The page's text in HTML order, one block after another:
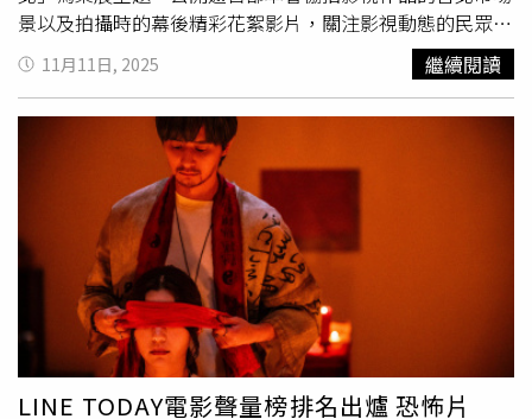
后》改編自安徒生經典童話。（圖／海鵬提供）
人。不僅鎮日生活在文學世界裡，每天更揹著沉重背包，親
自將書本徒步遞送到顧客家門口，成為當地最美麗的風景。
《門對門移動書店》由越裔德籍導演吳世洲（Ngo the
Chau）執導榮獲舊金山泛柏林電影節觀眾票選獎。（圖／
海鵬提供）電影《門對門移動書店》原著作者卡斯騰赫恩
（Carsten Henn）是某次造訪亞琛時，聽聞當地「送書
人」故事，當下決定將之寫成小說。有趣的是，他將「送書
人」形象取自他愛書成癡父親的模樣，更靈感大發讓故事以
自己女兒（片中角色「莎莎」）角度切入。該書不僅狂賣50
萬冊，更霸居Spiegel德國暢銷書排行榜100週，並被翻譯成
全球30多國語言出版。電影則更在男主角卡爾送書過程，帶
出如詩如畫的亞琛山城景觀，沿途還穿插許多文學典故，滿
載幽默、詩意與豐沛的情感。《門對門移動書店》橫掃德國
，成為德國近年最具感染力的現象級電影
景以及拍攝時的幕後精彩花絮影片，關注影視動態的民眾千
萬不要錯過。眾多由本會協拍過的知名電影、影集及電視
劇，包含奧斯卡金像獎最佳導演馬丁·史柯西斯的《沉
默》、法國國際大導演盧貝松的《LUCY》及監製的《台北
追緝令》、破億票房國片《96分鐘》、《那些年，我們一起
追的女孩》、《我的少女時代》、《角頭-浪流連》、《關
於我和鬼變成家人的那件事》、《刻在你心底的名字》、
《比悲傷更悲傷的故事》、《艋舺》、《角頭-浪流連》及
膾炙人口的影集及電視劇、《華燈初上》、《一把青》、
《影后》、《茶金》、《我們與惡的距離》等。藉由特展中
的協拍側記與花絮影片，帶領民眾重返電影與影集取景現
場，從鏡頭背後重新感受台北的城市故事與文化風貌。電視
連續劇《一把青》使用台北賓館作為劇中1945年空軍總司
令部。（圖／台北市電影委員會提供）展覽以製片組協助的
11月11日, 2025 繼續閱讀
LINE TODAY電影聲量榜排名出爐 恐怖片